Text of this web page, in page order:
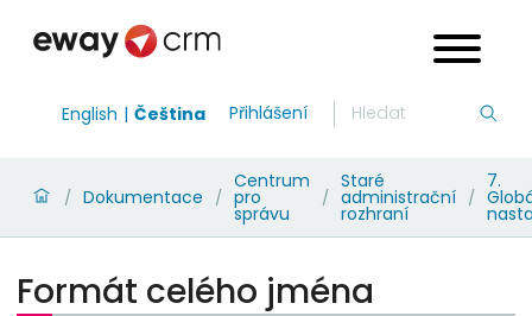
English Čeština Přihlášení
/ Dokumentace /
Centrum
pro
správu
/
Staré
administrační
rozhraní
/
7.
Formát celého jména